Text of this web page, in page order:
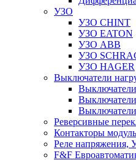
УЗО
УЗО CHINT
УЗО EATON
УЗО ABB
УЗО
УЗО HAGER
Выключатели
Реверсивные
Контакторы
Реле
F&F